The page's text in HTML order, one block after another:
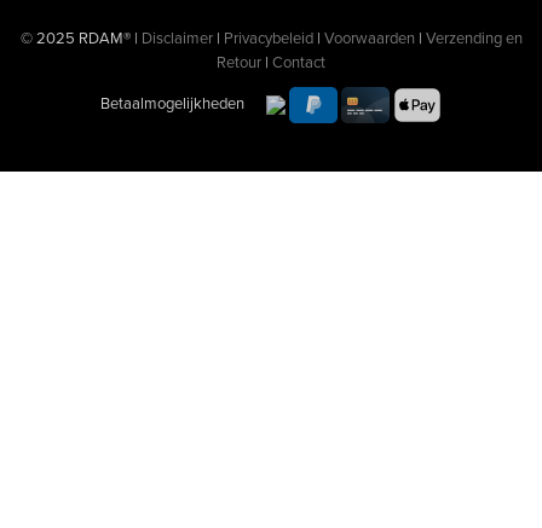
© 2025 RDAM® | Disclaimer| Privacybeleid| Voorwaarden | Verzending en
Retour | Contact
Betaalmogelijkheden